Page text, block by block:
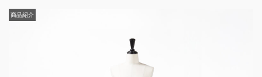
商品紹介